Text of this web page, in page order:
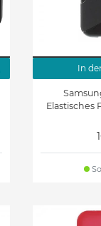
In
Elastisches